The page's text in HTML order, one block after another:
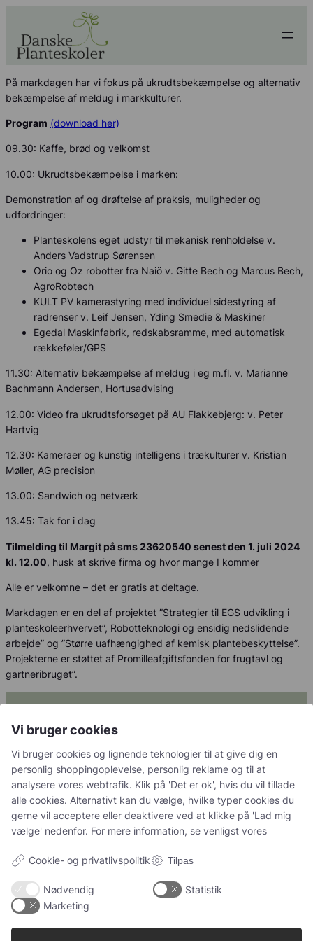
På markdagen har vi fokus på ukrudtsbekæmpelse og alternativ
bekæmpelse af meldug i markkulturer.
Program (download her)
09.30: Kaffe, brød og velkomst
10.00: Ukrudtsbekæmpelse i marken:
Demonstration af og drøftelse af praksis, muligheder og
udfordringer:
Planteskolens eget udstyr til mekanisk renholdelse v.
Anders Vadstrup Sørensen
Orio og Oz robotter fra Naiö v. Gitte Bech og Marcus Bech,
AgroRobtech
KULT PV kamerastyring med individuel sidestyring af
radrenser v. Leif Jensen, Yding Smedie & Maskiner
Egedal Maskinfabrik, redskabsramme, med automatisk
rækkeføler/GPS
11.30: Alternativ bekæmpelse af meldug i eg m.fl. v. Marianne
Bachmann Andersen, Hortusadvising
12.00: Video fra ukrudtsforsøget på AU Flakkebjerg: v. Peter
Hartvig
12.30: Kameraer og kunstig intelligens i trækulturer v. Kristian
Møller, AG precision
13.00: Sandwich og netværk
13.45: Tak for i dag
Tilmelding til Margit på sms 23620540 senest den 1. juli 2024
kl. 12.00, husk at skrive firma og hvor mange I kommer
Alle er velkomne – det er gratis at deltage.
Markdagen er en del af projektet ”Strategier til EGS udvikling i
planteskoleerhvervet”, Robotteknologi og ensidig nedslidende
arbejde” og ”Større uafhængighed af kemisk plantebeskyttelse”.
Projekterne er støttet af Promilleafgiftsfonden for frugtavl og
gartneribruget”.
Danske Planteskoler er en
brancheforening, der
Danmark.
Adresse:
Hvidkærvej 29, 5250 Odense
SV
Blog
Aktiviteter
Netværk for Unge Ambitiøse
Gartnere
Ankenævnet for
Planteleverancer
Vi bruger cookies
Vi bruger cookies og lignende teknologier til at give dig en
personlig shoppingoplevelse, personlig reklame og til at
analysere vores webtrafik. Klik på 'Det er ok', hvis du vil tillade
alle cookies. Alternativt kan du vælge, hvilke typer cookies du
gerne vil acceptere eller deaktivere ved at klikke på 'Lad mig
vælge' nedenfor. For mere information, se venligst vores
Cookie- og privatlivspolitik Tilpas
Nødvendig
Statistik
Marketing